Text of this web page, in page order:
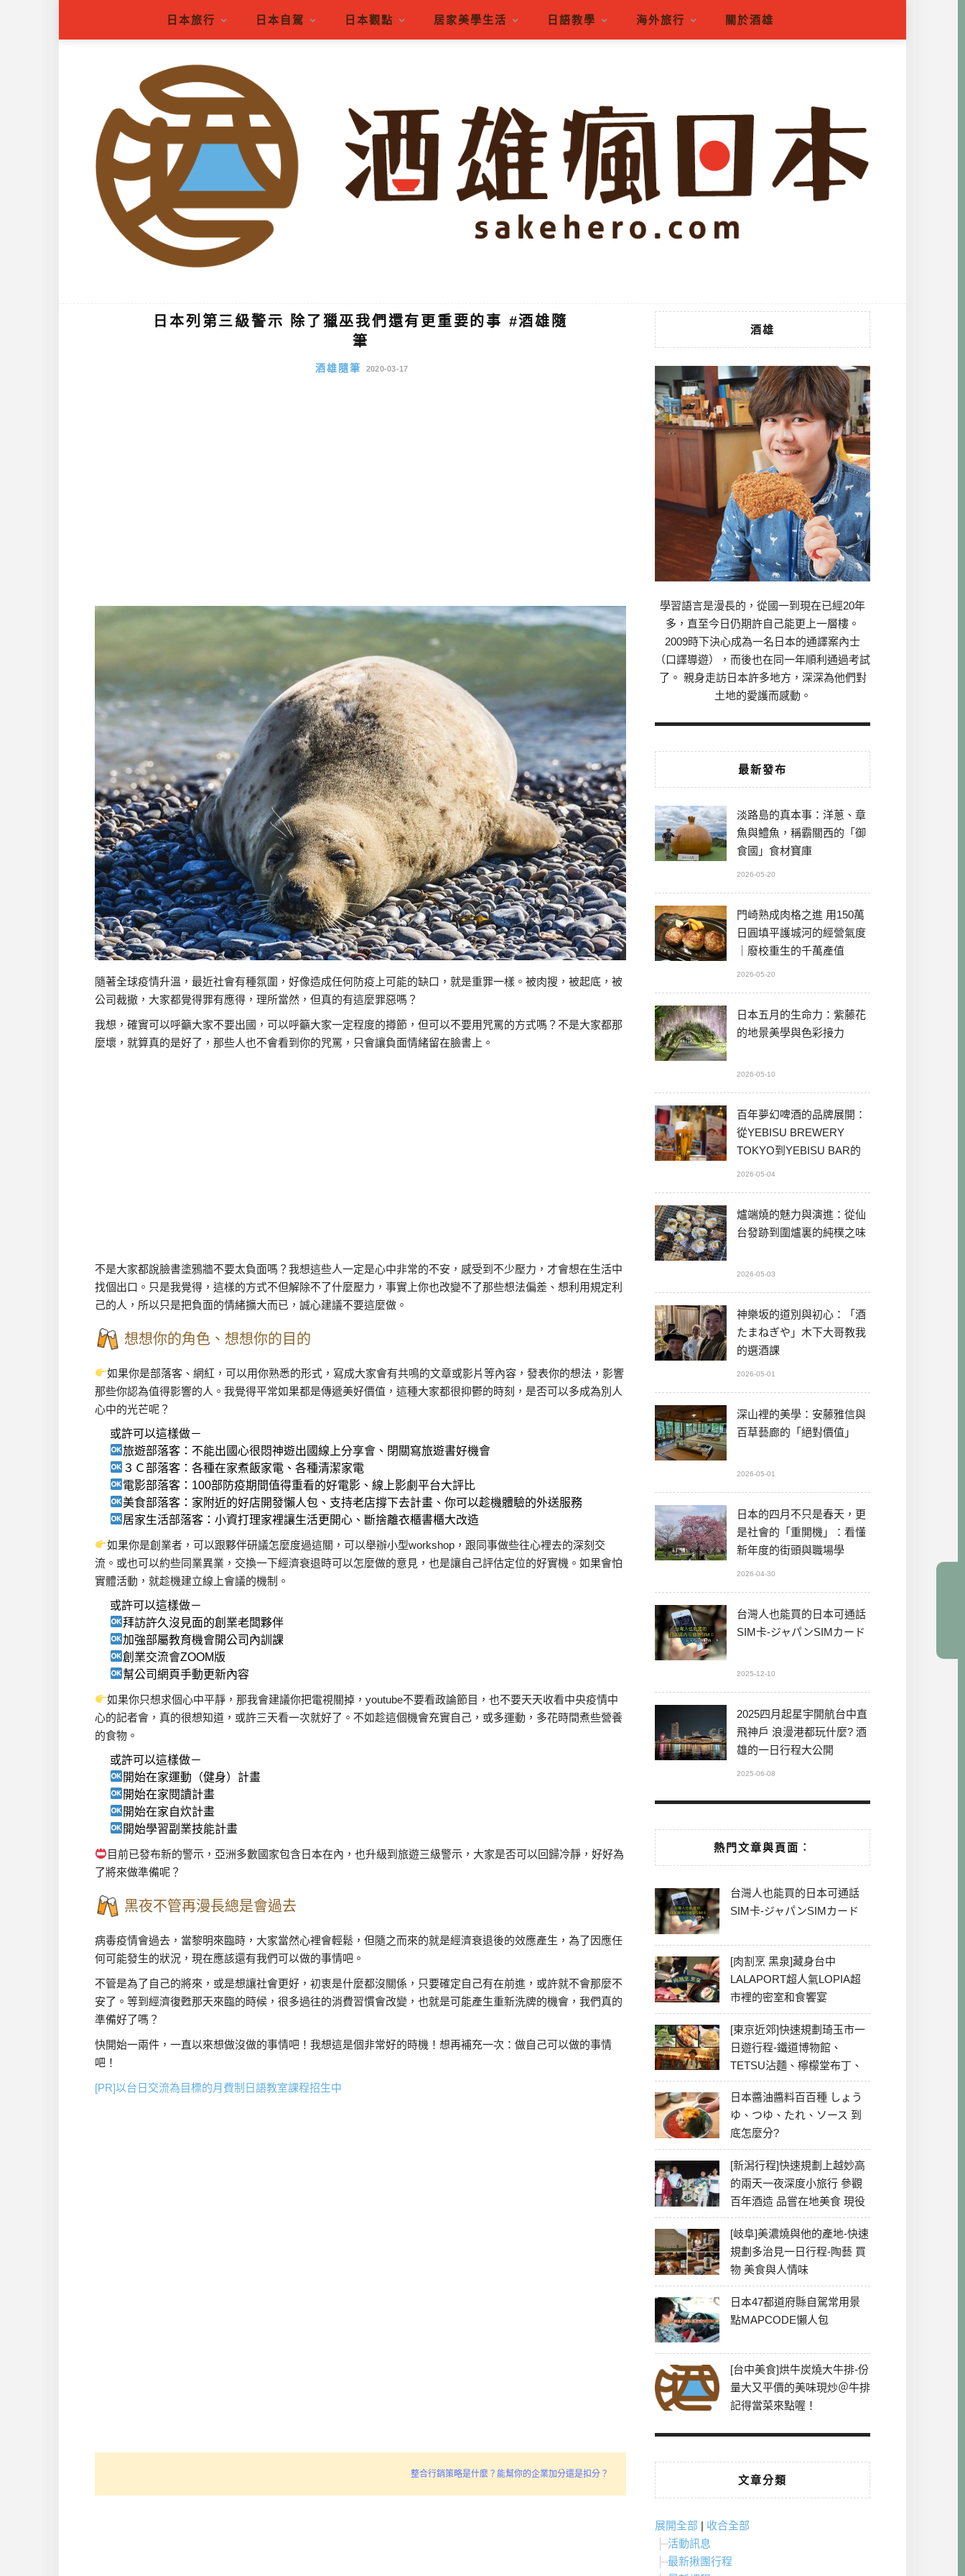
日本旅行 日本自駕 日本觀點 居家美學生活 日語教學 海外旅行 關於酒雄
日本列第三級警示 除了獵巫我們還有更重要的事 #酒雄隨
筆
酒雄隨筆 2020-03-17
隨著全球疫情升溫，最近社會有種氛圍，好像造成任何防疫上可能的缺口，就是重罪一樣。被肉搜，被起底，被
公司裁撤，大家都覺得罪有應得，理所當然，但真的有這麼罪惡嗎？
我想，確實可以呼籲大家不要出國，可以呼籲大家一定程度的撙節，但可以不要用咒罵的方式嗎？不是大家都那
麼壞，就算真的是好了，那些人也不會看到你的咒罵，只會讓負面情緒留在臉書上。
不是大家都說臉書塗鴉牆不要太負面嗎？我想這些人一定是心中非常的不安，感受到不少壓力，才會想在生活中
找個出口。只是我覺得，這樣的方式不但解除不了什麼壓力，事實上你也改變不了那些想法偏差、想利用規定利
己的人，所以只是把負面的情緒擴大而已，誠心建議不要這麼做。
想想你的角色、想想你的目的
如果你是部落客、網紅，可以用你熟悉的形式，寫成大家會有共鳴的文章或影片等內容，發表你的想法，影響
那些你認為值得影響的人。我覺得平常如果都是傳遞美好價值，這種大家都很抑鬱的時刻，是否可以多成為別人
心中的光芒呢？
或許可以這樣做－
旅遊部落客：不能出國心很悶神遊出國線上分享會、閉關寫旅遊書好機會
３Ｃ部落客：各種在家煮飯家電、各種清潔家電
電影部落客：100部防疫期間值得重看的好電影、線上影劇平台大評比
美食部落客：家附近的好店開發懶人包、支持老店撐下去計畫、你可以趁機體驗的外送服務
居家生活部落客：小資打理家裡讓生活更開心、斷捨離衣櫃書櫃大改造
如果你是創業者，可以跟夥伴研議怎麼度過這關，可以舉辦小型workshop，跟同事做些往心裡去的深刻交
流。或也可以約些同業異業，交換一下經濟衰退時可以怎麼做的意見，也是讓自己評估定位的好實機。如果會怕
實體活動，就趁機建立線上會議的機制。
或許可以這樣做－
拜訪許久沒見面的創業老闆夥伴
加強部屬教育機會開公司內訓課
創業交流會ZOOM版
幫公司網頁手動更新內容
如果你只想求個心中平靜，那我會建議你把電視關掉，youtube不要看政論節目，也不要天天收看中央疫情中
心的記者會，真的很想知道，或許三天看一次就好了。不如趁這個機會充實自己，或多運動，多花時間煮些營養
的食物。
或許可以這樣做－
開始在家運動（健身）計畫
開始在家閱讀計畫
開始在家自炊計畫
開始學習副業技能計畫
目前已發布新的警示，亞洲多數國家包含日本在內，也升級到旅遊三級警示，大家是否可以回歸冷靜，好好為
了將來做準備呢？
黑夜不管再漫長總是會過去
病毒疫情會過去，當黎明來臨時，大家當然心裡會輕鬆，但隨之而來的就是經濟衰退後的效應產生，為了因應任
何可能發生的狀況，現在應該還有我們可以做的事情吧。
不管是為了自己的將來，或是想讓社會更好，初衷是什麼都沒關係，只要確定自己有在前進，或許就不會那麼不
安了。等到經濟復甦那天來臨的時候，很多過往的消費習慣會改變，也就是可能產生重新洗牌的機會，我們真的
準備好了嗎？
快開始一兩件，一直以來想做沒做的事情吧！我想這是個非常好的時機！想再補充一次：做自己可以做的事情
吧！
[PR]以台日交流為目標的月費制日語教室課程招生中
整合行銷策略是什麼？能幫你的企業加分還是扣分？
酒雄
學習語言是漫長的，從國一到現在已經20年
多，直至今日仍期許自己能更上一層樓。
2009時下決心成為一名日本的通譯案內士
（口譯導遊），而後也在同一年順利通過考試
了。 親身走訪日本許多地方，深深為他們對
土地的愛護而感動。
最新發布
淡路島的真本事：洋蔥、章
魚與鱧魚，稱霸關西的「御
食國」食材寶庫
2026-05-20
門崎熟成肉格之進 用150萬
日圓填平護城河的經營氣度
｜廢校重生的千萬產值
2026-05-20
日本五月的生命力：紫藤花
的地景美學與色彩接力
2026-05-10
百年夢幻啤酒的品牌展開：
從YEBISU BREWERY
TOKYO到YEBISU BAR的
2026-05-04
爐端燒的魅力與演進：從仙
台發跡到圍爐裏的純樸之味
2026-05-03
神樂坂的道別與初心：「酒
たまねぎや」木下大哥教我
的選酒課
2026-05-01
深山裡的美學：安藤雅信與
百草藝廊的「絕對價值」
2026-05-01
日本的四月不只是春天，更
是社會的「重開機」：看懂
新年度的街頭與職場學
2026-04-30
台灣人也能買的日本可通話
SIM卡-ジャパンSIMカード
2025-12-10
2025四月起星宇開航台中直
飛神戶 浪漫港都玩什麼? 酒
雄的一日行程大公開
2025-06-08
熱門文章與頁面︰
台灣人也能買的日本可通話
SIM卡-ジャパンSIMカード
[肉割烹 黑泉]藏身台中
LALAPORT超人氣LOPIA超
市裡的密室和食饗宴
[東京近郊]快速規劃琦玉市一
日遊行程-鐵道博物館、
TETSU沾麵、檸檬堂布丁、
冰川神社、美食彙整
日本醬油醬料百百種 しょう
ゆ、つゆ、たれ、ソース 到
底怎麼分?
[新潟行程]快速規劃上越妙高
的兩天一夜深度小旅行 參觀
百年酒造 品嘗在地美食 現役
最老牌電影院
[岐阜]美濃燒與他的產地-快速
規劃多治見一日行程-陶藝 買
物 美食與人情味
日本47都道府縣自駕常用景
點MAPCODE懶人包
[台中美食]烘牛炭燒大牛排-份
量大又平價的美味現炒＠牛排
記得當菜來點喔！
文章分類
展開全部 | 收合全部
活動訊息
最新揪團行程